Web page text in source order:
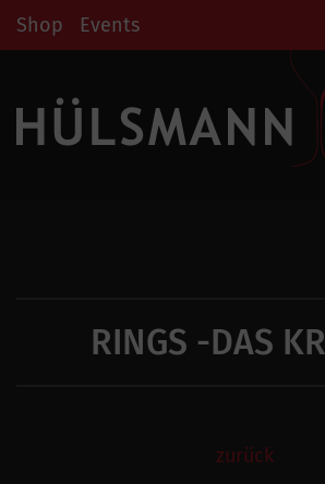
Shop Events
RINGS -DAS
zurück